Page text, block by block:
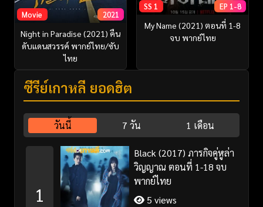
Movie 2021
Night in Paradise (2021) คืน
ดับแดนสวรรค์ พากย์ไทย/ซับ
ไทย
SS 1 EP 1-8
My Name (2021) ตอนที่ 1-8
จบ พากย์ไทย
ซีรี่ย์เกาหลี ยอดฮิต
วันนี้ 7 วัน 1 เดือน
1
Black (2017) ภารกิจคู่หูล่า
วิญญาณ ตอนที่ 1-18 จบ
พากย์ไทย
5 views